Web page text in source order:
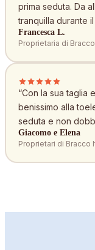
prima seduta. Da
tranquilla durante
Francesca L.
Proprietaria di
“Con la sua taglia
benissimo alla
seduta e non
Giacomo e Elena
Proprietari di Bracco